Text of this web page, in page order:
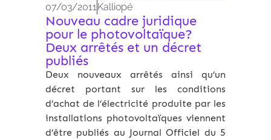
07/03/2011 Kalliopé
Nouveau cadre juridique
pour le photovoltaïque?
Deux arrêtés et un décret
publiés
Deux nouveaux arrêtés ainsi qu’un
décret portant sur les conditions
d’achat de l’électricité produite par les
installations photovoltaïques viennent
d’être publiés au Journal Officiel du 5